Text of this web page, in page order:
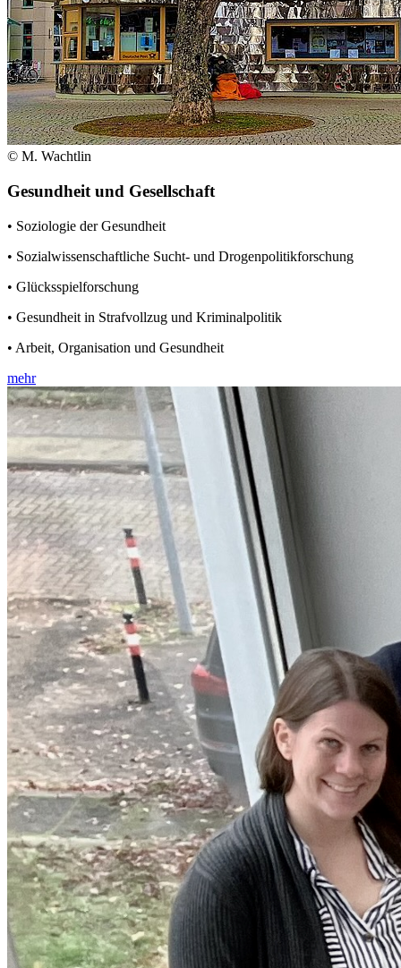
© M. Wachtlin
Gesundheit und Gesellschaft
• Soziologie der Gesundheit
• Sozialwissenschaftliche Sucht- und Drogenpolitikforschung
• Glücksspielforschung
• Gesundheit in Strafvollzug und Kriminalpolitik
• Arbeit, Organisation und Gesundheit
mehr